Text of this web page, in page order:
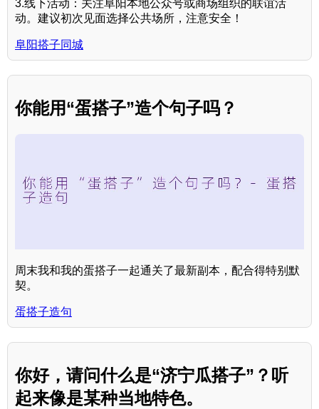
3.线下活动：关注阜阳本地公众号或商场组织的联谊活
动。建议初次见面选择公共场所，注意安全！
阜阳搭子同城
你能用“蛋搭子”造个句子吗？
周末我和我的蛋搭子一起通关了最新副本，配合得特别默
契。
蛋搭子造句
你好，请问什么是“济宁瓜搭子”？听
起来像是某种当地特色。